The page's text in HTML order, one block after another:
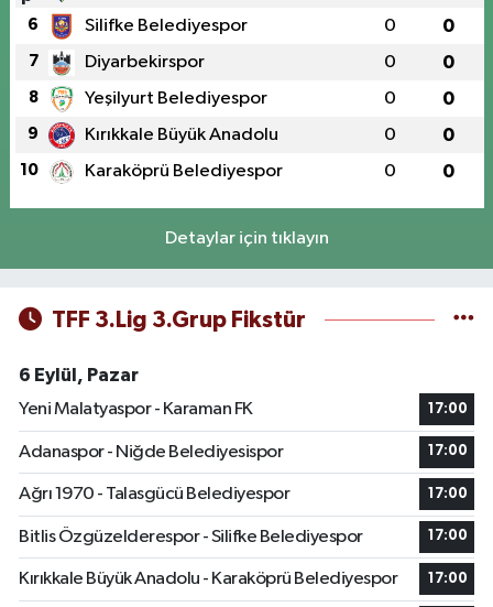
6 Silifke Belediyespor 0 0
7 Diyarbekirspor 0 0
8 Yeşilyurt Belediyespor 0 0
9 Kırıkkale Büyük Anadolu 0 0
10 Karaköprü Belediyespor 0 0
Detaylar için tıklayın
TFF 3.Lig 3.Grup Fikstür
6 Eylül, Pazar
Yeni Malatyaspor - Karaman FK
17:00
Adanaspor - Niğde Belediyesispor 17:00
Ağrı 1970 - Talasgücü Belediyespor 17:00
Bitlis Özgüzelderespor - Silifke Belediyespor 17:00
Kırıkkale Büyük Anadolu - Karaköprü Belediyespor 17:00